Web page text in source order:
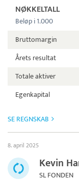
NØKKELTALL
Beløp i 1.000
Bruttomargin
Årets resultat
Totale aktiver
Egenkapital
SE REGNSKAB
8. april 2025
Kevin
SL FONDEN